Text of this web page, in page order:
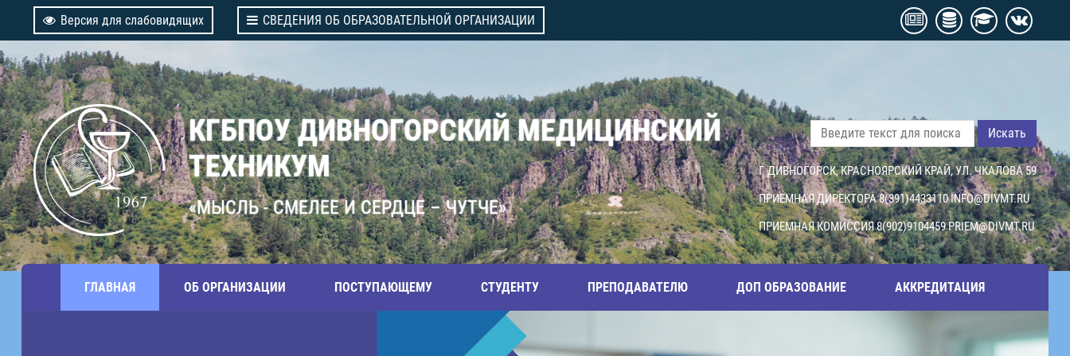
Версия для слабовидящих СВЕДЕНИЯ ОБ ОБРАЗОВАТЕЛЬНОЙ ОРГАНИЗАЦИИ
КГБПОУ ДИВНОГОРСКИЙ МЕДИЦИНСКИЙ
ТЕХНИКУМ
«МЫСЛЬ - СМЕЛЕЕ И СЕРДЦЕ – ЧУТЧЕ»
Искать
Г. ДИВНОГОРСК, КРАСНОЯРСКИЙ КРАЙ, УЛ. ЧКАЛОВА 59
ПРИЕМНАЯ ДИРЕКТОРА 8(391)4433110INFO@DIVMT.RU
ПРИЕМНАЯ КОМИССИЯ 8(902)9104459PRIEM@DIVMT.RU
ГЛАВНАЯ ОБ ОРГАНИЗАЦИИ ПОСТУПАЮЩЕМУ СТУДЕНТУ ПРЕПОДАВАТЕЛЮ ДОП ОБРАЗОВАНИЕ АККРЕДИТАЦИЯ